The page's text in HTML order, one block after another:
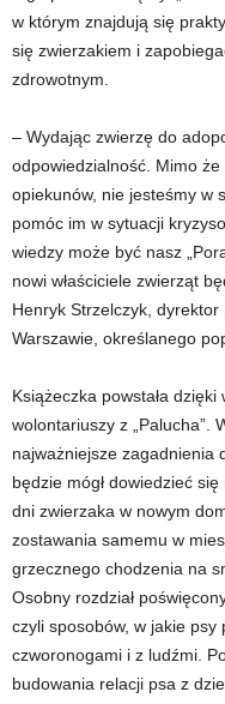
w którym znajdują się
się zwierzakiem i
zdrowotnym.
– Wydając zwierzę do
odpowiedzialność. Mimo że
opiekunów, nie jesteśmy w
pomóc im w sytuacji
wiedzy może być nasz
nowi właściciele zwierząt
Henryk Strzelczyk,
Warszawie, określanego
Książeczka powstała
wolontariuszy z „Palucha”.
najważniejsze zagadnienia
będzie mógł dowiedzieć
dni zwierzaka w nowym
zostawania samemu w
grzecznego chodzenia na
Osobny rozdział
czyli sposobów, w jakie
czworonogami i z ludźmi.
budowania relacji psa z